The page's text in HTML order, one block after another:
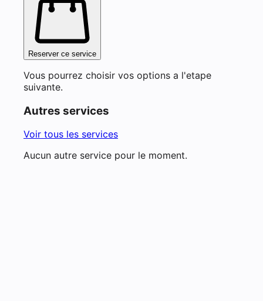
Reserver ce service
Vous pourrez choisir vos options a l'etape
suivante.
Autres services
Voir tous les services
Aucun autre service pour le moment.